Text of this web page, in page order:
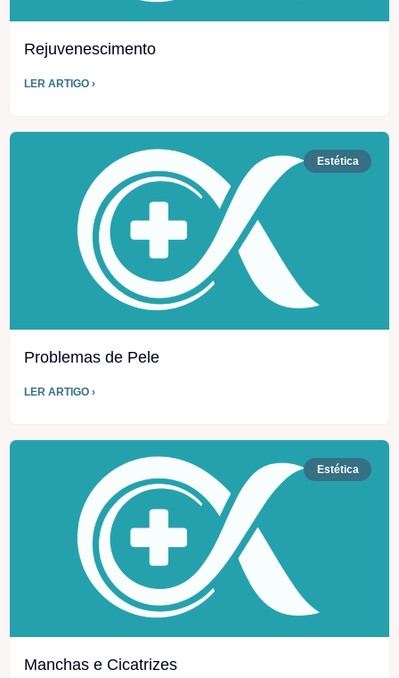
Rejuvenescimento
LER ARTIGO ›
Estética
Problemas de Pele
LER ARTIGO ›
Estética
Manchas e Cicatrizes